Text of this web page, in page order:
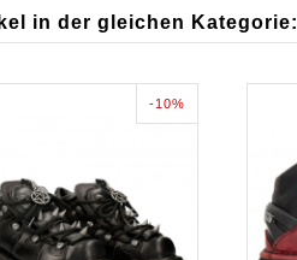
in der gleichen Kategorie:
-10%